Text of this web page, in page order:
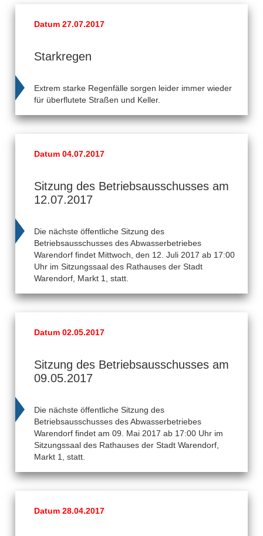
Starkregen
Datum 27.07.2017
Extrem starke Regenfälle sorgen leider immer wieder
für überflutete Straßen und Keller.
Sitzung des Betriebsausschusses am
12.07.2017
Datum 04.07.2017
Die nächste öffentliche Sitzung des
Betriebsausschusses des Abwasserbetriebes
Warendorf findet Mittwoch, den 12. Juli 2017 ab 17:00
Uhr im Sitzungssaal des Rathauses der Stadt
Warendorf, Markt 1, statt.
Sitzung des Betriebsausschusses am
09.05.2017
Datum 02.05.2017
Die nächste öffentliche Sitzung des
Betriebsausschusses des Abwasserbetriebes
Warendorf findet am 09. Mai 2017 ab 17:00 Uhr im
Sitzungssaal des Rathauses der Stadt Warendorf,
Markt 1, statt.
Datum 28.04.2017